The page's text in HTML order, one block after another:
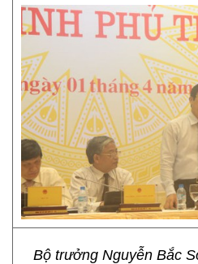
Bộ trưởng Nguyễn Bắc